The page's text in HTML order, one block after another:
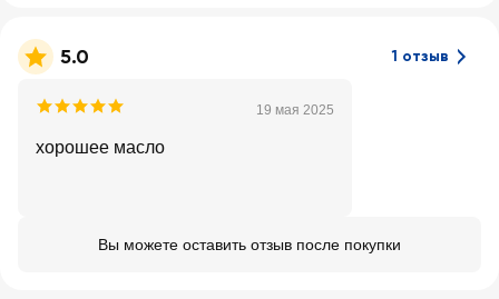
5.0 1 отзыв
19 мая 2025
хорошее масло
Вы можете оставить отзыв после покупки